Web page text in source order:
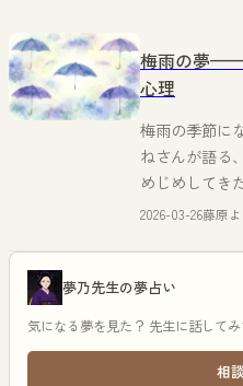
梅雨の夢——
心理
梅雨の季節に
ねさんが語る
めじめしてき
2026-03-26藤原
夢乃先生の夢占い
気になる夢を見た？ 先生に話して
相